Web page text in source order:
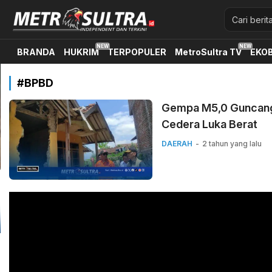
Metrosultra.id
Metrosultra merupakan media berbasisonline di sulawesi
BRANDA HUKRIM TERPOPULER MetroSultra TV
#BPBD
Gempa M5,0
Cedera Luka Berat
DAERAH 2 tahun yang lalu